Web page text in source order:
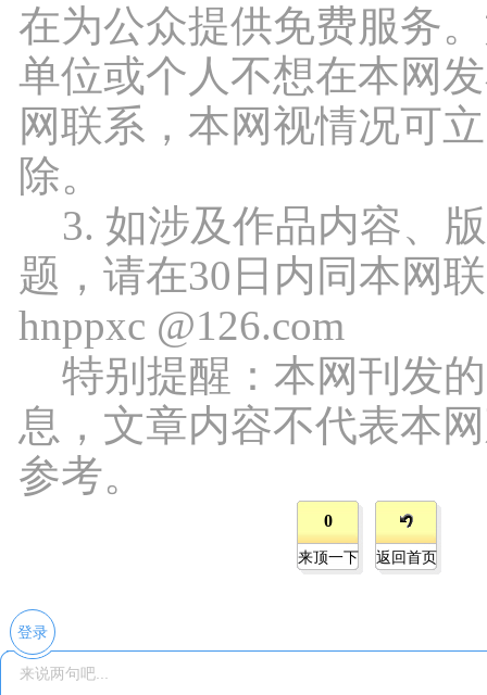
在为公众提供免费服务
单位或个人不想在本网
网联系，本网视情况可
除。
3. 如涉及作品内容、
题，请在30日内同本网
hnppxc @126.com
特别提醒：本网刊发
息，文章内容不代表本
参考。
0
来顶一下 返回首页
登录